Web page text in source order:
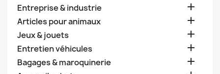
Entreprise & industrie 
Articles pour animaux 
Jeux & jouets 
Entretien véhicules 
Bagages & maroquinerie 